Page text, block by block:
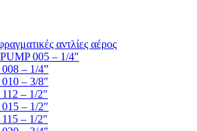
αντλίες αέρος
005 – 1/4″
– 1/4”
– 3/8″
– 1/2″
– 1/2″
– 1/2″